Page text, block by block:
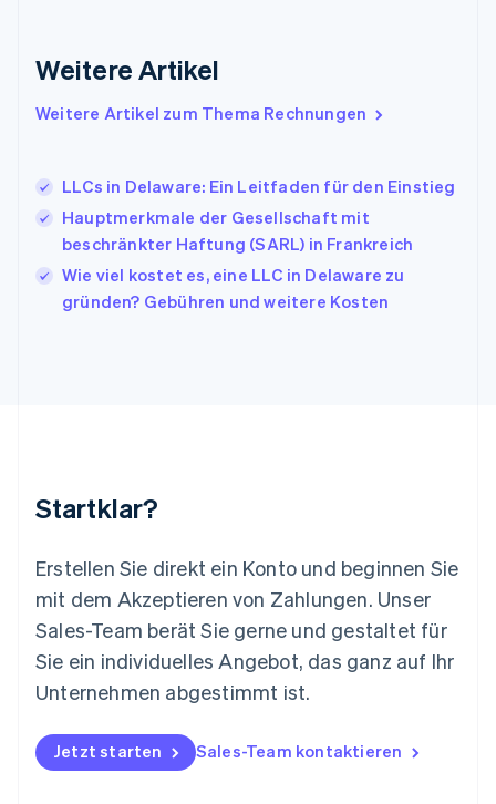
Weitere Artikel
Weitere Artikel zum Thema Rechnungen
LLCs in Delaware: Ein Leitfaden für den Einstieg
Hauptmerkmale der Gesellschaft mit
beschränkter Haftung (SARL) in Frankreich
Wie viel kostet es, eine LLC in Delaware zu
gründen? Gebühren und weitere Kosten
Startklar?
Erstellen Sie direkt ein Konto und beginnen Sie
mit dem Akzeptieren von Zahlungen. Unser
Sales-Team berät Sie gerne und gestaltet für
Sie ein individuelles Angebot, das ganz auf Ihr
Unternehmen abgestimmt ist.
Jetzt starten Sales-Team kontaktieren
English
English
Japan
Kanada
EnglishFrançais
Kroatien
English Italiano
Lettland
English简体中文
English
Mexiko
Español English
Neuseeland
English
NederlandsEnglish
English
Österreich